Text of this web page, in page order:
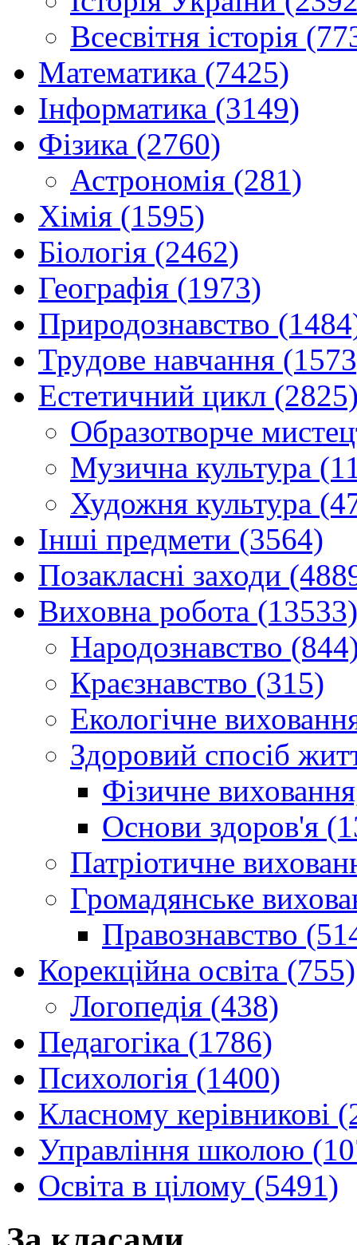
Всесвітня історія
Математика (7425)
Інформатика (3149)
Фізика (2760)
Астрономія (281)
Хімія (1595)
Біологія (2462)
Географія (1973)
Природознавство
Трудове навчання
Естетичний цикл
Образотворче
Музична культура
Художня культура
Інші предмети (3564)
Позакласні заходи
Виховна робота (13533)
Народознавство
Краєзнавство (315)
Екологічне
Здоровий спосіб
Фізичне
Основи здоров'я
Патріотичне
Громадянське
Правознавство
Корекційна освіта (755)
Логопедія (438)
Педагогіка (1786)
Психологія (1400)
Класному керівникові
Управління школою
Освіта в цілому (5491)